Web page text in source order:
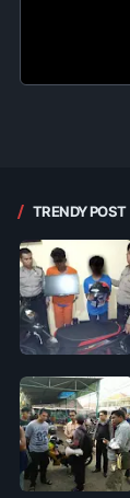
TRENDY POST